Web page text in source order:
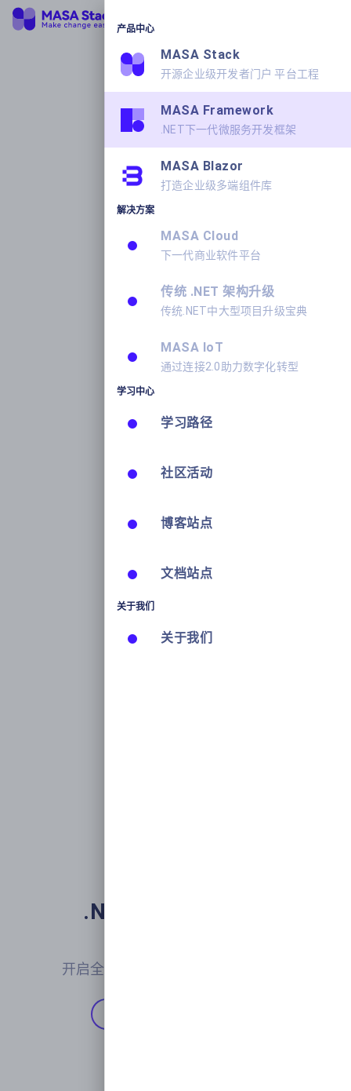
产品中心
MASA Stack
开源企业级开发者门户 平台工程
MASA Framework
.NET下一代微服务开发框架
MASA Blazor
打造企业级多端组件库
解决方案
MASA Cloud
下一代商业软件平台
传统 .NET 架构升级
传统.NET中大型项目升级宝典
MASA IoT
通过连接2.0助力数字化转型
学习中心
学习路径
社区活动
博客站点
文档站点
关于我们
关于我们
.NET下一代微服务
开启全新的现代化应用开发交付体验